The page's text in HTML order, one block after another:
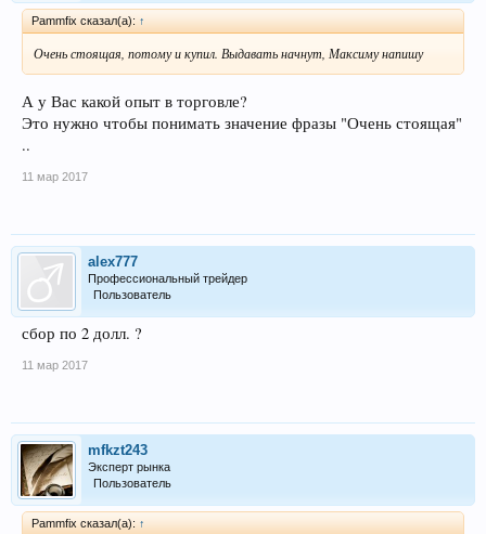
Pammfix сказал(а): ↑
Очень стоящая, потому и купил. Выдавать начнут, Максиму напишу
А у Вас какой опыт в торговле?
Это нужно чтобы понимать значение фразы "Очень стоящая"
..
11 мар 2017
alex777
Профессиональный трейдер
Пользователь
сбор по 2 долл. ?
11 мар 2017
mfkzt243
Эксперт рынка
Пользователь
Pammfix сказал(а): ↑